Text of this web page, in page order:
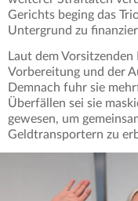
Gerichts beging das
Untergrund zu
Laut dem
Vorbereitung und der
Demnach fuhr sie
Überfällen sei sie
gewesen, um
Geldtransportern zu